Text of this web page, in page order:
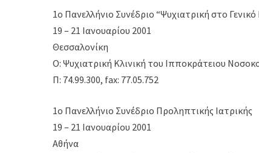
1o Πανελλήνιο Συνέδριο “Ψυχιατρική στο
19 – 21 Ιανουαρίου 2001
Θεσσαλονίκη
Ο: Ψυχιατρική Κλινική του Ιπποκράτειου
Π: 74.99.300, fax: 77.05.752
1ο Πανελλήνιο Συνέδριο Προληπτικής Ιατρικής
19 – 21 Ιανουαρίου 2001
Αθήνα